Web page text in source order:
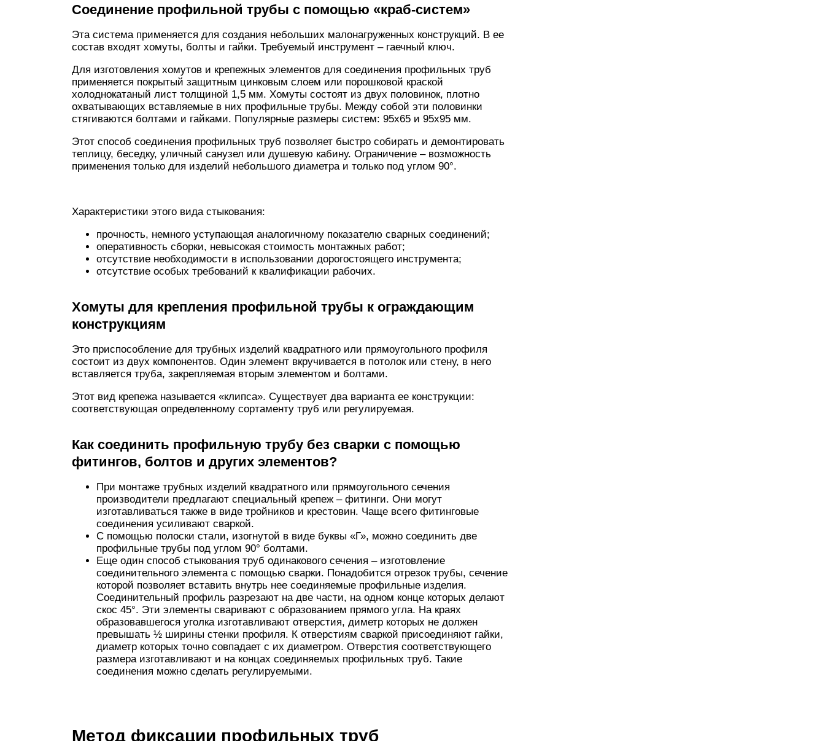
Соединение профильной трубы с помощью «краб-систем»
Эта система применяется для создания небольших малонагруженных конструкций. В ее
состав входят хомуты, болты и гайки. Требуемый инструмент – гаечный ключ.
Для изготовления хомутов и крепежных элементов для соединения профильных труб
применяется покрытый защитным цинковым слоем или порошковой краской
холоднокатаный лист толщиной 1,5 мм. Хомуты состоят из двух половинок, плотно
охватывающих вставляемые в них профильные трубы. Между собой эти половинки
стягиваются болтами и гайками. Популярные размеры систем: 95х65 и 95х95 мм.
Этот способ соединения профильных труб позволяет быстро собирать и демонтировать
теплицу, беседку, уличный санузел или душевую кабину. Ограничение – возможность
применения только для изделий небольшого диаметра и только под углом 90°.
Характеристики этого вида стыкования:
прочность, немного уступающая аналогичному показателю сварных соединений;
оперативность сборки, невысокая стоимость монтажных работ;
отсутствие необходимости в использовании дорогостоящего инструмента;
отсутствие особых требований к квалификации рабочих.
Хомуты для крепления профильной трубы к ограждающим
конструкциям
Это приспособление для трубных изделий квадратного или прямоугольного профиля
состоит из двух компонентов. Один элемент вкручивается в потолок или стену, в него
вставляется труба, закрепляемая вторым элементом и болтами.
Этот вид крепежа называется «клипса». Существует два варианта ее конструкции:
соответствующая определенному сортаменту труб или регулируемая.
Как соединить профильную трубу без сварки с помощью
фитингов, болтов и других элементов?
При монтаже трубных изделий квадратного или прямоугольного сечения
производители предлагают специальный крепеж – фитинги. Они могут
изготавливаться также в виде тройников и крестовин. Чаще всего фитинговые
соединения усиливают сваркой.
С помощью полоски стали, изогнутой в виде буквы «Г», можно соединить две
профильные трубы под углом 90° болтами.
Еще один способ стыкования труб одинакового сечения – изготовление
соединительного элемента с помощью сварки. Понадобится отрезок трубы, сечение
которой позволяет вставить внутрь нее соединяемые профильные изделия.
Соединительный профиль разрезают на две части, на одном конце которых делают
скос 45°. Эти элементы сваривают с образованием прямого угла. На краях
образовавшегося уголка изготавливают отверстия, диметр которых не должен
превышать ½ ширины стенки профиля. К отверстиям сваркой присоединяют гайки,
диаметр которых точно совпадает с их диаметром. Отверстия соответствующего
размера изготавливают и на концах соединяемых профильных труб. Такие
соединения можно сделать регулируемыми.
Метод фиксации профильных труб